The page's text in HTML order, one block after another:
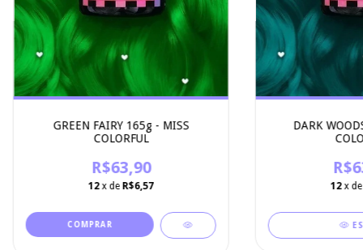
GREEN FAIRY 165g - MISS
COLORFUL
R$63,90
12 x de R$6,57
DARK
12 x